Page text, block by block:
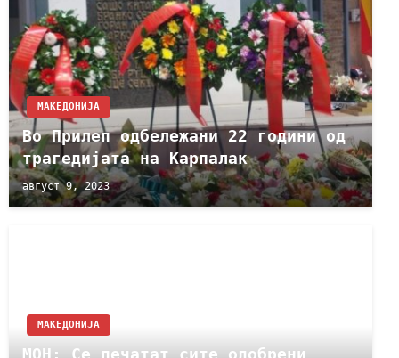
МАКЕДОНИЈА
Во Прилеп одбележани 22 години од
трагедијата на Карпалак
август 9, 2023
МАКЕДОНИЈА
МОН: Се печатат сите одобрени